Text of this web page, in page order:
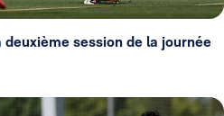
session de la journée